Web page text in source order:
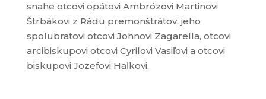
snahe otcovi opátovi Ambrózovi Martinovi
Štrbákovi z Rádu premonštrátov, jeho
spolubratovi otcovi Johnovi Zagarella, otcovi
arcibiskupovi otcovi Cyrilovi Vasiľovi a otcovi
biskupovi Jozefovi Haľkovi.